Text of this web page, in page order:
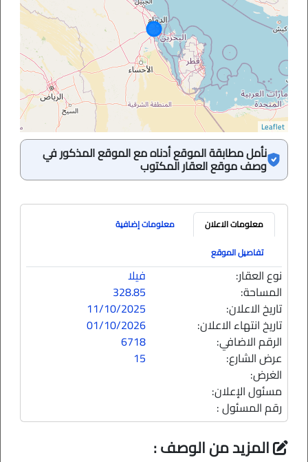
Leaflet
نأمل مطابقة الموقع أدناه مع الموقع المذكور في
وصف موقع العقار المكتوب
معلومات الاعلان
معلومات إضافية
تفاصيل الموقع
نوع العقار:
فيلا
المساحة:
328.85
تاريخ الاعلان:
11/10/2025
تاريخ انتهاء الاعلان:
01/10/2026
الرقم الاضافي:
6718
عرض الشارع:
15
الغرض:
مسئول الإعلان:
رقم المسئول :
المزيد من الوصف :